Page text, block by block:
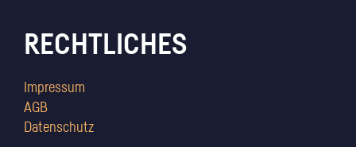
RECHTLICHES
Impressum
AGB
Datenschutz